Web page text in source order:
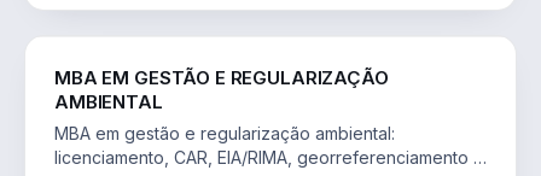
MBA EM GESTÃO E REGULARIZAÇÃO
AMBIENTAL
MBA em gestão e regularização ambiental:
licenciamento, CAR, EIA/RIMA, georreferenciamento e